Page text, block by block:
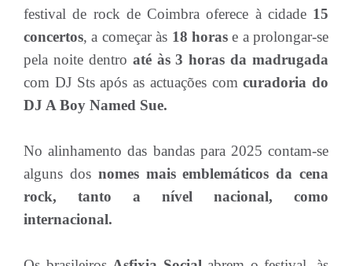
festival de rock de Coimbra oferece à cidade 15
concertos, a começar às 18 horase a prolongar-se
pela noite dentro até às 3 horas da madrugada
com DJ Sts após as actuações comcuradoria do
DJ A Boy Named Sue.
No alinhamento das bandas para 2025 contam-se
alguns dos nomes mais emblemáticos da cena
rock, tanto a nível nacional, como
internacional.